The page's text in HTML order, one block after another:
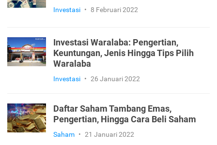
Investasi • 8 Februari 2022
Investasi Waralaba: Pengertian,
Keuntungan, Jenis Hingga Tips Pilih
Waralaba
Investasi • 26 Januari 2022
Daftar Saham Tambang Emas,
Pengertian, Hingga Cara Beli Saham
Saham • 21 Januari 2022